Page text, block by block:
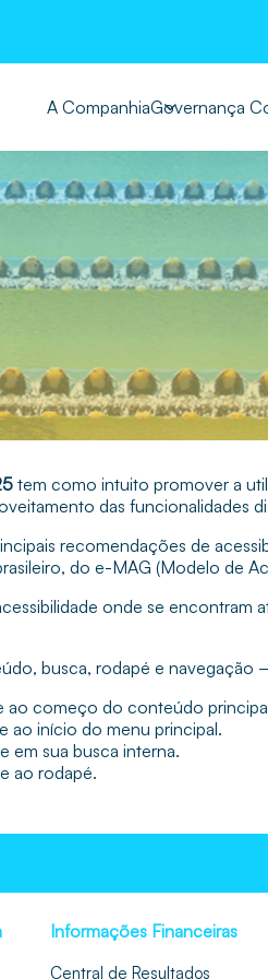
A CompanhiaGovernança
tem como intuito promover a
das funcionalidades
recomendações de
do e-MAG (Modelo de
onde se encontram
busca, rodapé e navegação
ao começo do conteúdo
ao início do menu principal.
em sua busca interna.
ao rodapé.
Informações Financeiras
Central de Resultados